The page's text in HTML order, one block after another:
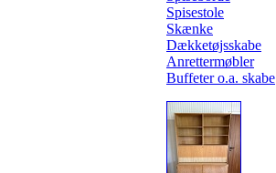
Spisestole
Skænke
Dækketøjsskabe
Anrettermøbler
Buffeter o.a. skabe